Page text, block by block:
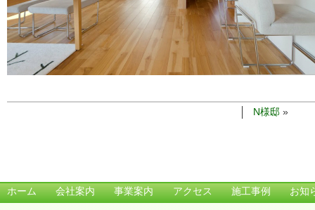
N様邸 »
ホーム 会社案内 事業案内 アクセス 施工事例 お知